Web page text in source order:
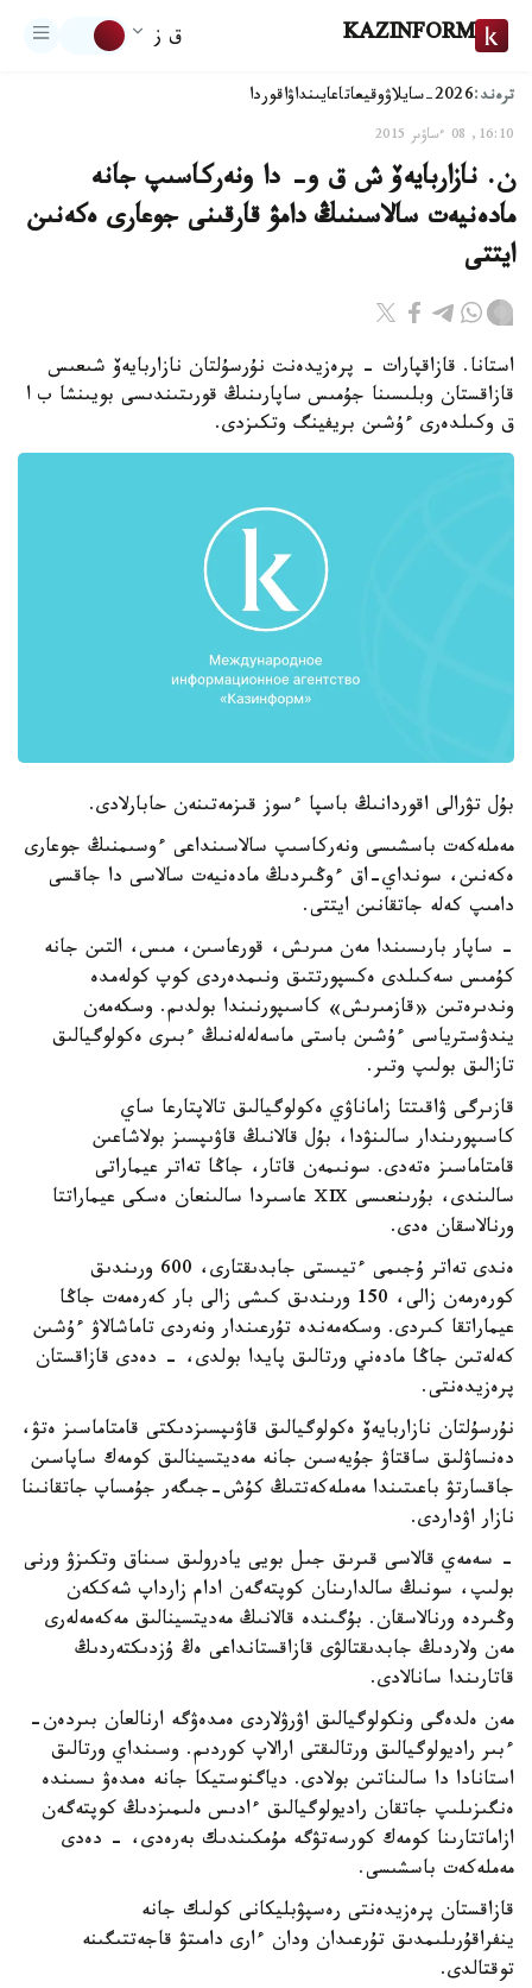
KAZINFORM ق ز
ترەند:2026-سايلاۋ وقيعاتاعايىنداۋاقوردا
16:10, 08 ءساۋىر 2015
ن. نازاربايەۆ ش ق و- دا ونەركاسىپ جانە
مادەنيەت سالاسىنىڭ دامۋ قارقىنى جوعارى ەكەنىن
ايتتى
استانا. قازاقپارات - پرەزيدەنت نۇرسۇلتان نازاربايەۆ شىعىس
قازاقستان وبلىسىنا جۇمىس ساپارىنىڭ قورىتىندىسى بويىنشا ب ا
ق وكىلدەرى ءۇشىن بريفينگ وتكىزدى.
بۇل تۋرالى اقوردانىڭ باسپا ءسوز قىزمەتىنەن حابارلادى.
مەملەكەت باسشىسى ونەركاسىپ سالاسىنداعى ءوسىمنىڭ جوعارى
ەكەنىن، سونداي-اق ءوڭىردىڭ مادەنيەت سالاسى دا جاقسى
دامىپ كەلە جاتقانىن ايتتى.
- ساپار بارىسىندا مەن مىرىش، قورعاسىن، مىس، التىن جانە
كۇمىس سەكىلدى ەكسپورتتىق ونىمدەردى كوپ كولەمدە
وندىرەتىن «قازمىرىش» كاسىپورنىندا بولدىم. وسكەمەن
يندۋسترياسى ءۇشىن باستى ماسەلەلەنىڭ ءبىرى ەكولوگيالىق
تازالىق بولىپ وتىر.
قازىرگى ۋاقىتتا زاماناۋي ەكولوگيالىق تالاپتارعا ساي
كاسىپورىندار سالىنۋدا، بۇل قالانىڭ قاۋىپسىز بولاشاعىن
قامتاماسىز ەتەدى. سونىمەن قاتار، جاڭا تەاتر عيماراتى
سالىندى، بۇرىنعىسى ⅩⅨ عاسىردا سالىنعان ەسكى عيماراتتا
ورنالاسقان ەدى.
ەندى تەاتر ۇجىمى ءتيىستى جابدىقتارى، 600 ورىندىق
كورەرمەن زالى، 150 ورىندىق كىشى زالى بار كەرەمەت جاڭا
عيماراتقا كىردى. وسكەمەندە تۇرعىندار ونەردى تاماشالاۋ ءۇشىن
كەلەتىن جاڭا مادەني ورتالىق پايدا بولدى، - دەدى قازاقستان
پرەزيدەنتى.
نۇرسۇلتان نازاربايەۆ ەكولوگيالىق قاۋىپسىزدىكتى قامتاماسىز ەتۋ،
دەنساۋلىق ساقتاۋ جۇيەسىن جانە مەديتسينالىق كومەك ساپاسىن
جاقسارتۋ باعىتىندا مەملەكەتتىڭ كۇش-جىگەر جۇمساپ جاتقانىنا
نازار اۋداردى.
- سەمەي قالاسى قىرىق جىل بويى يادرولىق سىناق وتكىزۋ ورنى
بولىپ، سونىڭ سالدارىنان كوپتەگەن ادام زارداپ شەككەن
وڭىردە ورنالاسقان. بۇگىندە قالانىڭ مەديتسينالىق مەكەمەلەرى
مەن ولاردىڭ جابدىقتالۋى قازاقستانداعى ەڭ ۇزدىكتەردىڭ
قاتارىندا سانالادى.
مەن ەلدەگى ونكولوگيالىق اۋرۋلاردى ەمدەۋگە ارنالعان بىردەن-
ءبىر راديولوگيالىق ورتالىقتى ارالاپ كوردىم. وسىنداي ورتالىق
استانادا دا سالىناتىن بولادى. دياگنوستيكا جانە ەمدەۋ ىسىندە
ەنگىزىلىپ جاتقان راديولوگيالىق ءادىس ەلىمىزدىڭ كوپتەگەن
ازاماتتارىنا كومەك كورسەتۋگە مۇمكىندىك بەرەدى، - دەدى
مەملەكەت باسشىسى.
قازاقستان پرەزيدەنتى رەسپۋبليكانى كولىك جانە
ينفراقۇرىلىمدىق تۇرعىدان ودان ءارى دامىتۋ قاجەتتىگىنە
توقتالدى.